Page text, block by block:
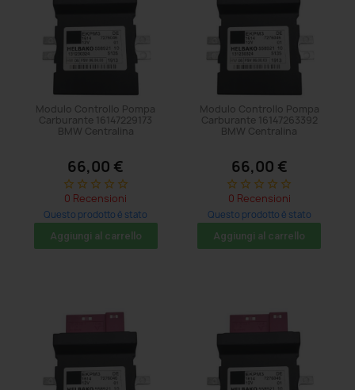
Modulo Controllo Pompa
Carburante 16147229173
BMW Centralina
66,00 €
star_border star_border star_border star_border star_border
0 Recensioni
Questo prodotto è stato
acquistato: 11 volte
Aggiungi al carrello
Modulo Controllo Pompa
Carburante 16147263392
BMW Centralina
66,00 €
star_border star_border star_border star_border star_border
0 Recensioni
Questo prodotto è stato
acquistato: 5 volte
Aggiungi al carrello